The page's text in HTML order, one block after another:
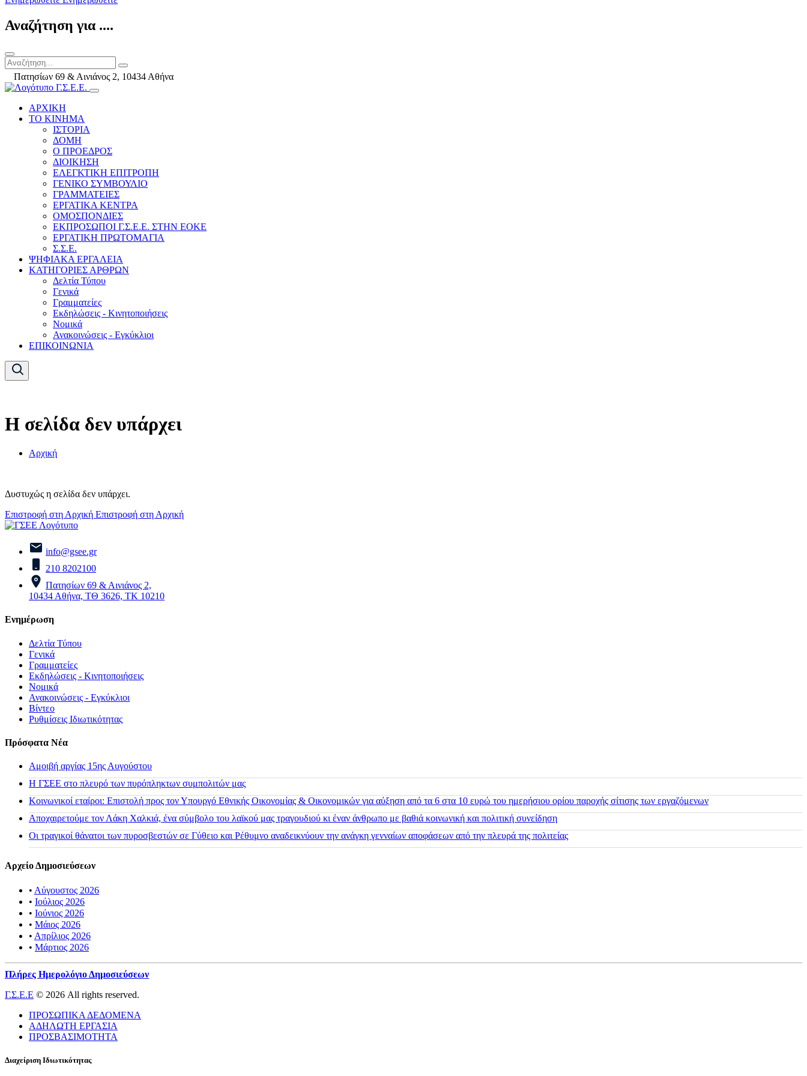
Αναζήτηση για ....
Πατησίων 69 & Αινιάνος 2, 10434 Αθήνα
ΑΡΧΙΚΗ
ΤΟ ΚΙΝΗΜΑ
ΙΣΤΟΡΙΑ
ΔΟΜΗ
Ο ΠΡΟΕΔΡΟΣ
ΔΙΟΙΚΗΣΗ
ΕΛΕΓΚΤΙΚΗ ΕΠΙΤΡΟΠΗ
ΓΕΝΙΚΟ ΣΥΜΒΟΥΛΙΟ
ΓΡΑΜΜΑΤΕΙΕΣ
ΕΡΓΑΤΙΚΑ ΚΕΝΤΡΑ
ΟΜΟΣΠΟΝΔΙΕΣ
ΕΚΠΡΟΣΩΠΟΙ Γ.Σ.Ε.Ε. ΣΤΗΝ ΕΟΚΕ
ΕΡΓΑΤΙΚΗ ΠΡΩΤΟΜΑΓΙΑ
Σ.Σ.Ε.
ΨΗΦΙΑΚΑ ΕΡΓΑΛΕΙΑ
ΚΑΤΗΓΟΡΙΕΣ ΑΡΘΡΩΝ
Δελτία Τύπου
Γενικά
Γραμματείες
Εκδηλώσεις - Κινητοποιήσεις
Νομικά
Ανακοινώσεις - Εγκύκλιοι
ΕΠΙΚΟΙΝΩΝΙΑ
Η σελίδα δεν υπάρχει
Αρχική
Δυστυχώς η σελίδα δεν υπάρχει.
Επιστροφή στη Αρχική Επιστροφή στη Αρχική
info@gsee.gr
210 8202100
Πατησίων 69 & Αινιάνος 2,
10434 Αθήνα, ΤΘ 3626, ΤΚ 10210
Ενημέρωση
Δελτία Τύπου
Γενικά
Γραμματείες
Εκδηλώσεις - Κινητοποιήσεις
Νομικά
Ανακοινώσεις - Εγκύκλιοι
Βίντεο
Ρυθμίσεις Ιδιωτικότητας
Πρόσφατα Νέα
Αμοιβή αργίας 15ης Αυγούστου
H ΓΣΕΕ στο πλευρό των πυρόπληκτων συμπολιτών μας
Κοινωνικοί εταίροι: Επιστολή προς τον Υπουργό Εθνικής Οικονομίας & Οικονομικών για αύξηση από τα 6 στα 10 ευρώ του ημερήσιου ορίου παροχής σίτισης των εργαζόμενων
Αποχαιρετούμε τον Λάκη Χαλκιά, ένα σύμβολο του λαϊκού μας τραγουδιού κι έναν άνθρωπο με βαθιά κοινωνική και πολιτική συνείδηση
Οι τραγικοί θάνατοι των πυροσβεστών σε Γύθειο και Ρέθυμνο αναδεικνύουν την ανάγκη γενναίων αποφάσεων από την πλευρά της πολιτείας
Αρχείο Δημοσιεύσεων
• Αύγουστος 2026
• Ιούλιος 2026
• Ιούνιος 2026
• Μάιος 2026
• Απρίλιος 2026
• Μάρτιος 2026
Πλήρες Ημερολόγιο Δημοσιεύσεων
Γ.Σ.Ε.Ε © 2026 All rights reserved.
ΠΡΟΣΩΠΙΚΑ ΔΕΔΟΜΕΝΑ
ΑΔΗΛΩΤΗ ΕΡΓΑΣΙΑ
ΠΡΟΣΒΑΣΙΜΟΤΗΤΑ
Διαχείριση Ιδιωτικότητας